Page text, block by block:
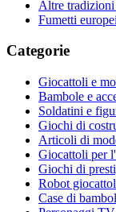
Altre
Fumetti
Categorie
Giocattoli e
Bambole e
Soldatini e
Giochi di
Articoli di
Giocattoli per
Giochi di
Robot
Case di